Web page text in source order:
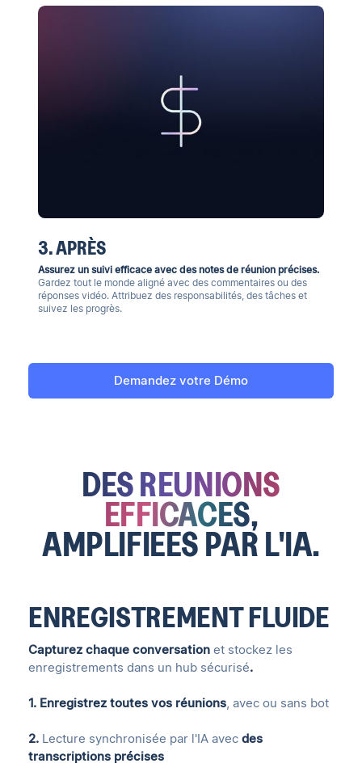
3. APRÈS
Assurez un suivi efficace avec des notes de réunion précises.
Gardez tout le monde aligné avec des commentaires ou des
réponses vidéo. Attribuez des responsabilités, des tâches et
suivez les progrès.
Demandez votre Démo
DES REUNIONS
EFFICACES,
AMPLIFIEES PAR L'IA.
ENREGISTREMENT FLUIDE
Capturez chaque conversationet stockez les
enregistrements dans un hub sécurisé.
1. Enregistrez toutes vos réunions , avec ou sans bot
2. Lecture synchronisée par l'IA avec des
transcriptions précises